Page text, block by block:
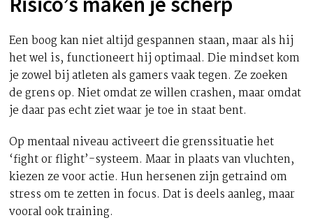
Een boog kan niet altijd gespannen staan, maar als hij
het wel is, functioneert hij optimaal. Die mindset kom
je zowel bij atleten als gamers vaak tegen. Ze zoeken
de grens op. Niet omdat ze willen crashen, maar omdat
je daar pas echt ziet waar je toe in staat bent.
Op mentaal niveau activeert die grenssituatie het
‘fight or flight’-systeem. Maar in plaats van vluchten,
kiezen ze voor actie. Hun hersenen zijn getraind om
stress om te zetten in focus. Dat is deels aanleg, maar
vooral ook training.